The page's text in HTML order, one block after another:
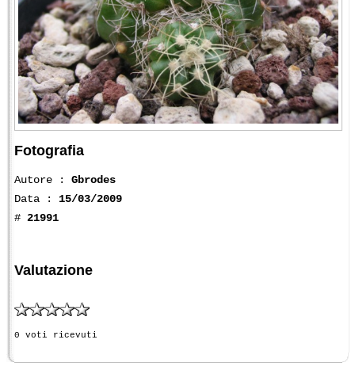
Fotografia
Autore : Gbrodes
Data : 15/03/2009
# 21991
Valutazione
0 voti ricevuti